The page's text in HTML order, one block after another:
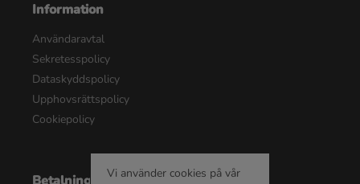
Information
Användaravtal
Sekretesspolicy
Dataskyddspolicy
Upphovsrättspolicy
Cookiepolicy
Vi använder cookies på vår